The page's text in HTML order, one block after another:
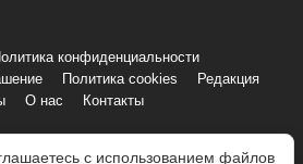
конфиденциальности
Политика cookies
Редакция
О нас
Контакты
с использованием файлов